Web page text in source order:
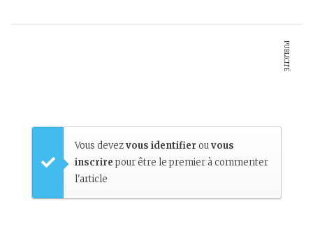
PUBLICITÉ
Vous devezvous identifier ouvous
inscrire pour être le premier à commenter
l'article